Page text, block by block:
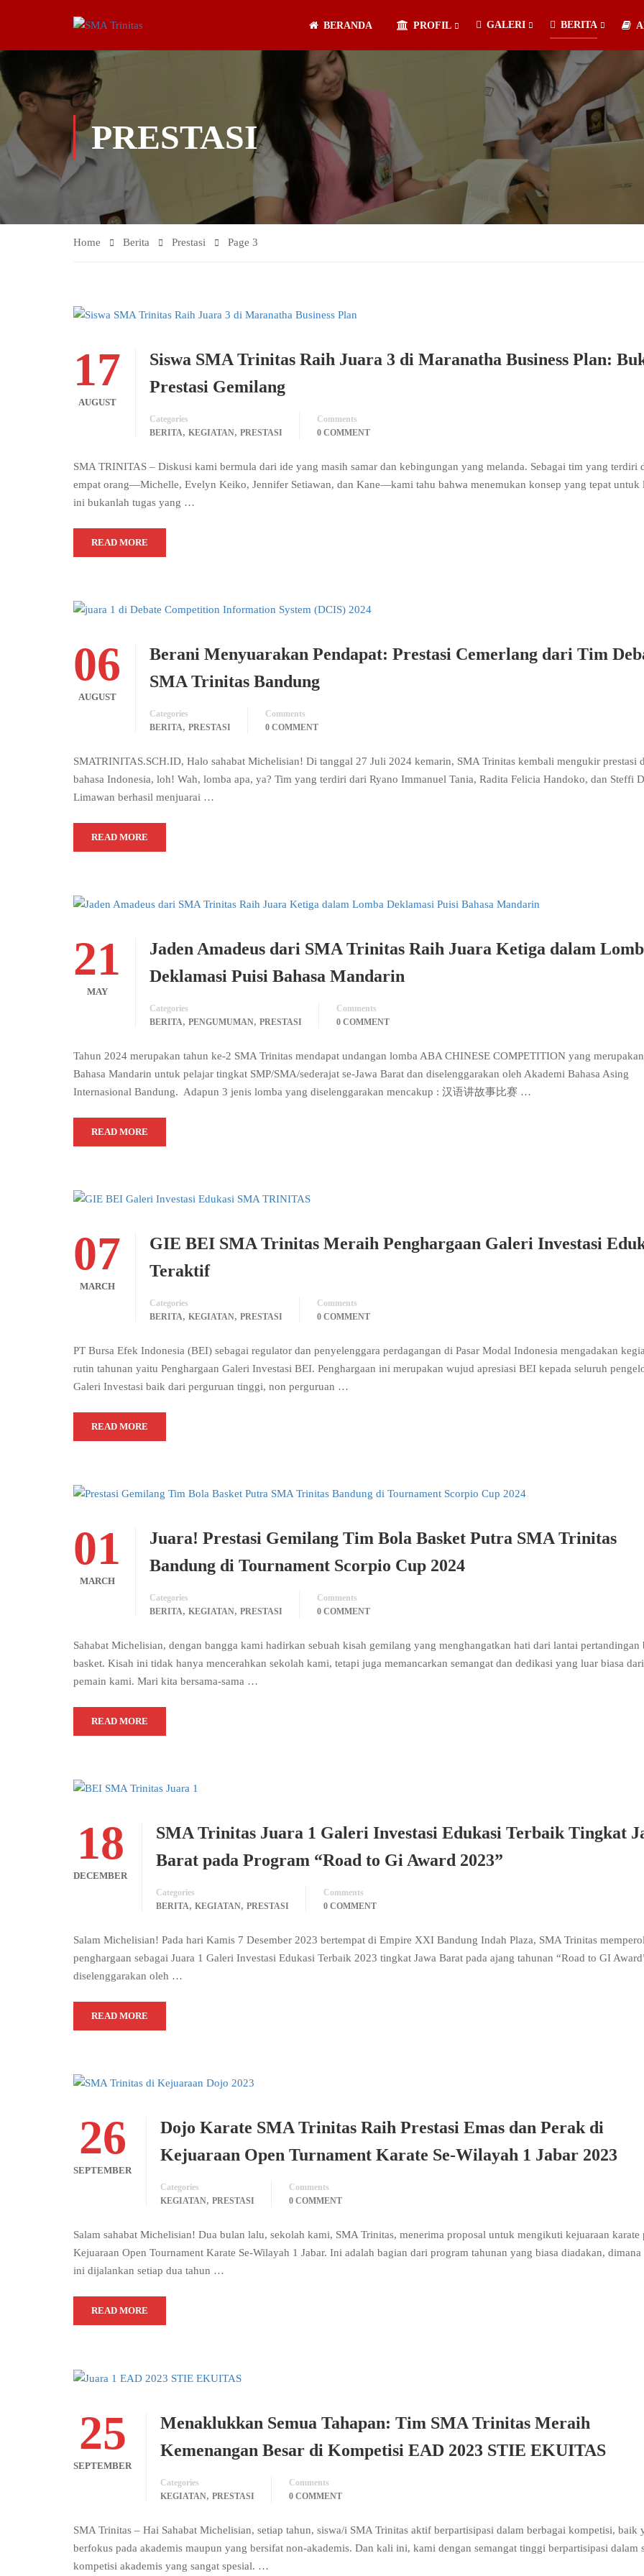
BERANDA PROFIL GALERI BERITA
PRESTASI
Home Berita Prestasi Page 3
17
AUGUST
Siswa SMA Trinitas Raih Juara 3 di Maranatha Business Plan:
Prestasi Gemilang
Categories
BERITA, KEGIATAN, PRESTASI
Comments
0 COMMENT
SMA TRINITAS – Diskusi kami bermula dari ide yang masih samar dan kebingungan yang melanda. Sebagai tim yang terdiri
empat orang—Michelle, Evelyn Keiko, Jennifer Setiawan, dan Kane—kami tahu bahwa menemukan konsep yang tepat untuk
ini bukanlah tugas yang …
READ MORE
06
AUGUST
Berani Menyuarakan Pendapat: Prestasi Cemerlang dari Tim
SMA Trinitas Bandung
Categories
BERITA, PRESTASI
Comments
0 COMMENT
SMATRINITAS.SCH.ID, Halo sahabat Michelisian! Di tanggal 27 Juli 2024 kemarin, SMA Trinitas kembali mengukir prestasi
bahasa Indonesia, loh! Wah, lomba apa, ya? Tim yang terdiri dari Ryano Immanuel Tania, Radita Felicia Handoko, dan Steffi
Limawan berhasil menjuarai …
READ MORE
21
MAY
Jaden Amadeus dari SMA Trinitas Raih Juara Ketiga dalam
Deklamasi Puisi Bahasa Mandarin
Categories
BERITA, PENGUMUMAN, PRESTASI
Comments
0 COMMENT
Tahun 2024 merupakan tahun ke-2 SMA Trinitas mendapat undangan lomba ABA CHINESE COMPETITION yang
Bahasa Mandarin untuk pelajar tingkat SMP/SMA/sederajat se-Jawa Barat dan diselenggarakan oleh Akademi Bahasa Asing
Internasional Bandung. Adapun 3 jenis lomba yang diselenggarakan mencakup : 汉语讲故事比赛 …
READ MORE
07
MARCH
GIE BEI SMA Trinitas Meraih Penghargaan Galeri Investasi
Teraktif
Categories
BERITA, KEGIATAN, PRESTASI
Comments
0 COMMENT
PT Bursa Efek Indonesia (BEI) sebagai regulator dan penyelenggara perdagangan di Pasar Modal Indonesia mengadakan
rutin tahunan yaitu Penghargaan Galeri Investasi BEI. Penghargaan ini merupakan wujud apresiasi BEI kepada seluruh
Galeri Investasi baik dari perguruan tinggi, non perguruan …
READ MORE
01
MARCH
Juara! Prestasi Gemilang Tim Bola Basket Putra SMA Trinitas
Bandung di Tournament Scorpio Cup 2024
Categories
BERITA, KEGIATAN, PRESTASI
Comments
0 COMMENT
Sahabat Michelisian, dengan bangga kami hadirkan sebuah kisah gemilang yang menghangatkan hati dari lantai pertandingan
basket. Kisah ini tidak hanya mencerahkan sekolah kami, tetapi juga memancarkan semangat dan dedikasi yang luar biasa
pemain kami. Mari kita bersama-sama …
READ MORE
18
DECEMBER
SMA Trinitas Juara 1 Galeri Investasi Edukasi Terbaik Tingkat
Barat pada Program “Road to Gi Award 2023”
Categories
BERITA, KEGIATAN, PRESTASI
Comments
0 COMMENT
Salam Michelisian! Pada hari Kamis 7 Desember 2023 bertempat di Empire XXI Bandung Indah Plaza, SMA Trinitas
penghargaan sebagai Juara 1 Galeri Investasi Edukasi Terbaik 2023 tingkat Jawa Barat pada ajang tahunan “Road to GI
diselenggarakan oleh …
READ MORE
26
SEPTEMBER
Dojo Karate SMA Trinitas Raih Prestasi Emas dan Perak di
Kejuaraan Open Turnament Karate Se-Wilayah 1 Jabar 2023
Categories
KEGIATAN, PRESTASI
Comments
0 COMMENT
Salam sahabat Michelisian! Dua bulan lalu, sekolah kami, SMA Trinitas, menerima proposal untuk mengikuti kejuaraan karate
Kejuaraan Open Tournament Karate Se-Wilayah 1 Jabar. Ini adalah bagian dari program tahunan yang biasa diadakan,
ini dijalankan setiap dua tahun …
READ MORE
25
SEPTEMBER
Menaklukkan Semua Tahapan: Tim SMA Trinitas Meraih
Kemenangan Besar di Kompetisi EAD 2023 STIE EKUITAS
Categories
KEGIATAN, PRESTASI
Comments
0 COMMENT
SMA Trinitas – Hai Sahabat Michelisian, setiap tahun, siswa/i SMA Trinitas aktif berpartisipasi dalam berbagai kompetisi, baik
berfokus pada akademis maupun yang bersifat non-akademis. Dan kali ini, kami dengan semangat tinggi berpartisipasi dalam
kompetisi akademis yang sangat spesial. …